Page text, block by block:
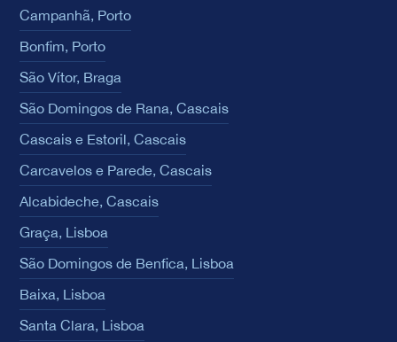
Campanhã, Porto
Bonfim, Porto
São Vítor, Braga
São Domingos de Rana, Cascais
Cascais e Estoril, Cascais
Carcavelos e Parede, Cascais
Alcabideche, Cascais
Graça, Lisboa
São Domingos de Benfica, Lisboa
Baixa, Lisboa
Santa Clara, Lisboa